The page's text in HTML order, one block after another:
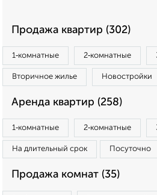
Продажа квартир (302)
1‑комнатные 2‑комнатные
Вторичное жилье Новостройки
Аренда квартир (258)
1‑комнатные 2‑комнатные
На длительный срок Посуточно
Продажа комнат (35)